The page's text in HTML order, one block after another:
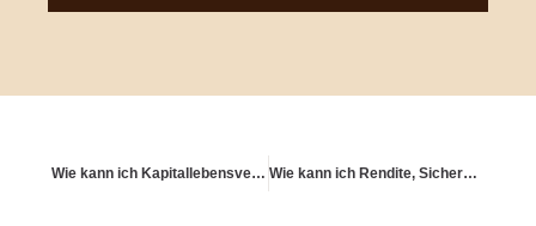
Wie kann ich Kapitallebensversicherungen steuerlich geltend machen? Wie kann ich Rendite, Sicherheit und Liquidität ausbalancieren?